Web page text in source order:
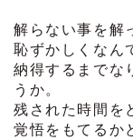
解らない事を解
恥ずかしくなん
納得するまでな
うか。
残された時間を
覚悟をもてるか